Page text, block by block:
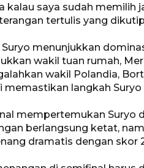
kalau saya sudah memilih
tertulis yang
Suryo menunjukkan
wakil tuan rumah,
wakil Polandia,
memastikan langkah
mempertemukan Suryo
berlangsung ketat,
dramatis dengan skor